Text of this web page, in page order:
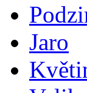
Jaro